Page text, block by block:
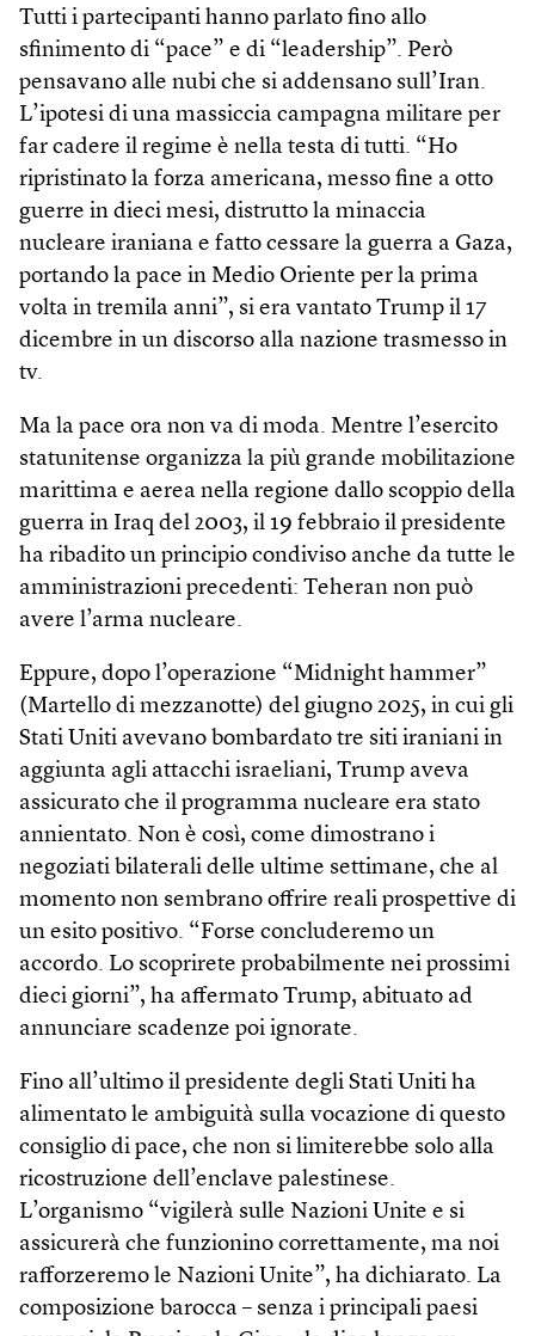
Tutti i partecipanti hanno parlato fino allo
sfinimento di “pace” e di “leadership”. Però
pensavano alle nubi che si addensano sull’Iran.
L’ipotesi di una massiccia campagna militare per
far cadere il regime è nella testa di tutti. “Ho
ripristinato la forza americana, messo fine a otto
guerre in dieci mesi, distrutto la minaccia
nucleare iraniana e fatto cessare la guerra a Gaza,
portando la pace in Medio Oriente per la prima
volta in tremila anni”, si era vantato Trump il 17
dicembre in un discorso alla nazione trasmesso in
tv.
Ma la pace ora non va di moda. Mentre l’esercito
statunitense organizza la più grande mobilitazione
marittima e aerea nella regione dallo scoppio della
guerra in Iraq del 2003, il 19 febbraio il presidente
ha ribadito un principio condiviso anche da tutte le
amministrazioni precedenti: Teheran non può
avere l’arma nucleare.
Eppure, dopo l’operazione “Midnight hammer”
(Martello di mezzanotte) del giugno 2025, in cui gli
Stati Uniti avevano bombardato tre siti iraniani in
aggiunta agli attacchi israeliani, Trump aveva
assicurato che il programma nucleare era stato
annientato. Non è così, come dimostrano i
negoziati bilaterali delle ultime settimane, che al
momento non sembrano offrire reali prospettive di
un esito positivo. “Forse concluderemo un
accordo. Lo scoprirete probabilmente nei prossimi
dieci giorni”, ha affermato Trump, abituato ad
annunciare scadenze poi ignorate.
Fino all’ultimo il presidente degli Stati Uniti ha
alimentato le ambiguità sulla vocazione di questo
consiglio di pace, che non si limiterebbe solo alla
ricostruzione dell’enclave palestinese.
L’organismo “vigilerà sulle Nazioni Unite e si
assicurerà che funzionino correttamente, ma noi
rafforzeremo le Nazioni Unite”, ha dichiarato. La
composizione barocca – senza i principali paesi